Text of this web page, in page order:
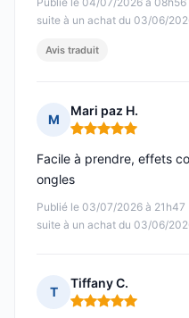
suite à un achat du 03/06/
Avis traduit
M
Mari paz H.
Note : 5 sur 5
Publié le 03/07/2026 à 21h47
suite à un achat du 03/06/
Facile à prendre, effets
ongles
T
Tiffany C.
Note : 5 sur 5